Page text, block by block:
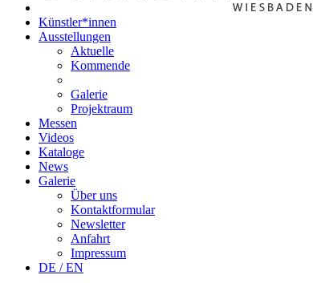
Künstler*innen
Ausstellungen
Aktuelle
Kommende
Galerie
Projektraum
Messen
Videos
Kataloge
News
Galerie
Über uns
Kontaktformular
Newsletter
Anfahrt
Impressum
DE / EN